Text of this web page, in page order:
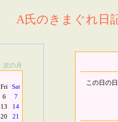
A氏のきまぐれ日
次の月
Fri Sat
6
7
13
14
20
21
この日の